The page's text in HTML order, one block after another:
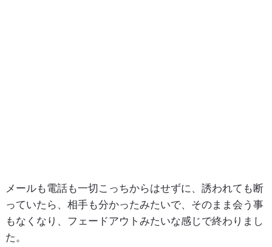
メールも電話も一切こっちからはせずに、誘われても断
っていたら、相手も分かったみたいで、そのまま会う事
もなくなり、フェードアウトみたいな感じで終わりまし
た。